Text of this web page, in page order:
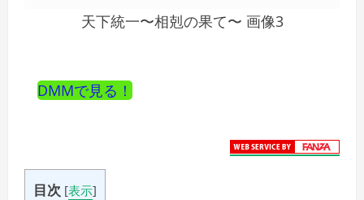
天下統一〜相剋の果て〜 画像3
DMMで見る！
目次 [表示]